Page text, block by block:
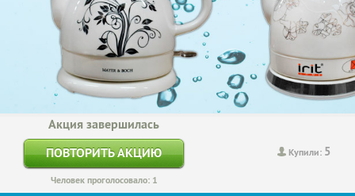
Купили: 5
Акция завершилась
ПОВТОРИТЬ АКЦИЮ
Человек проголосовало: 1